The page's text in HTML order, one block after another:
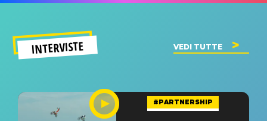
INTERVISTE VEDI TUTTE
#PARTNERSHIP